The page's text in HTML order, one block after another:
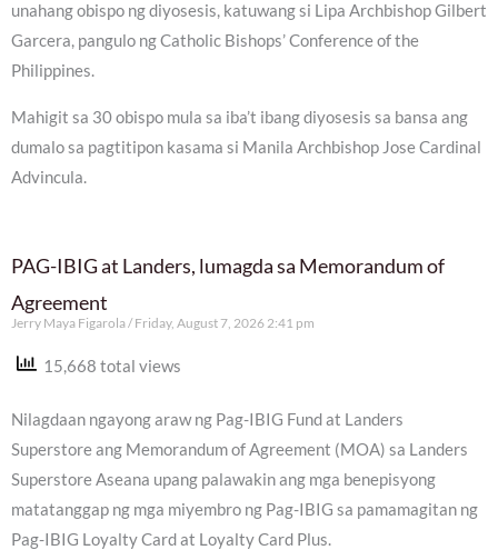
unahang obispo ng diyosesis, katuwang si Lipa Archbishop Gilbert
Garcera, pangulo ng Catholic Bishops’ Conference of the
Philippines.
Mahigit sa 30 obispo mula sa iba’t ibang diyosesis sa bansa ang
dumalo sa pagtitipon kasama si Manila Archbishop Jose Cardinal
Advincula.
PAG-IBIG at Landers, lumagda sa Memorandum of
Agreement
Jerry Maya Figarola Friday, August 7, 2026 2:41 pm
15,668 total views
Nilagdaan ngayong araw ng Pag-IBIG Fund at Landers
Superstore ang Memorandum of Agreement (MOA) sa Landers
Superstore Aseana upang palawakin ang mga benepisyong
matatanggap ng mga miyembro ng Pag-IBIG sa pamamagitan ng
Pag-IBIG Loyalty Card at Loyalty Card Plus.